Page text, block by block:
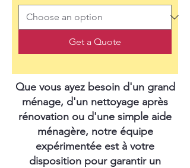
Get a Quote
Que vous ayez besoin d'un grand
ménage, d'un nettoyage après
rénovation ou d'une simple aide
ménagère, notre équipe
expérimentée est à votre
disposition pour garantir un